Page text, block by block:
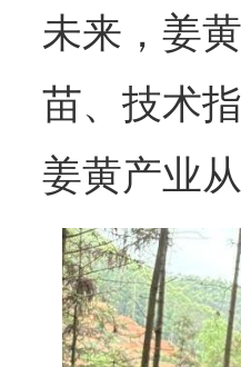
未来，姜
苗、技术
姜黄产业